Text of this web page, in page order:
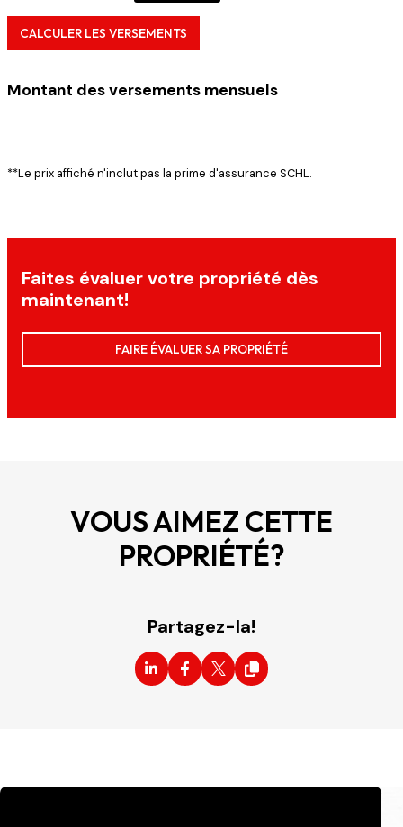
CALCULER LES VERSEMENTS
Montant des versements mensuels
**Le prix affiché n'inclut pas la prime d'assurance SCHL.
Faites évaluer votre propriété dès
maintenant!
FAIRE ÉVALUER SA PROPRIÉTÉ
VOUS AIMEZ CETTE
PROPRIÉTÉ?
Partagez-la!